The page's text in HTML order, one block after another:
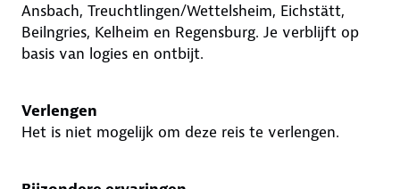
Ansbach, Treuchtlingen/Wettelsheim, Eichstätt,
Beilngries, Kelheim en Regensburg. Je verblijft op
basis van logies en ontbijt.
Verlengen
Het is niet mogelijk om deze reis te verlengen.